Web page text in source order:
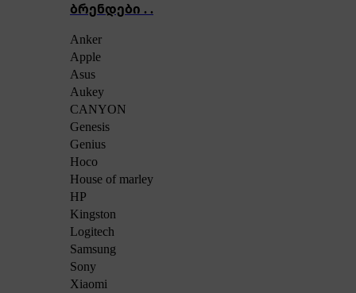
ბრენდები . .
Anker
Apple
Asus
Aukey
CANYON
Genesis
Genius
Hoco
House of marley
HP
Kingston
Logitech
Samsung
Sony
Xiaomi